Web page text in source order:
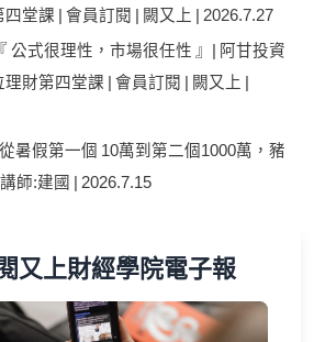
堂課 | 會員訂閱 | 闕又上 | 2026.7.27
公式很理性，市場很任性 』| 阿甘投資
財第四堂課 | 會員訂閱 | 闕又上 |
暑假第一個 10萬到第二個1000萬，豬
師:建國 | 2026.7.15
又上財經學院電子報